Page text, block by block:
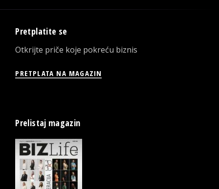
Pretplatite se
Otkrijte priče koje pokreću biznis
PRETPLATA NA MAGAZIN
Prelistaj magazin